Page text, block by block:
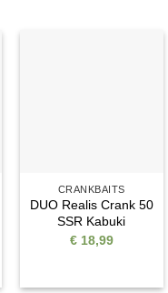
CRANKBAITS
DUO Realis Crank 50
SSR Kabuki
€18,99